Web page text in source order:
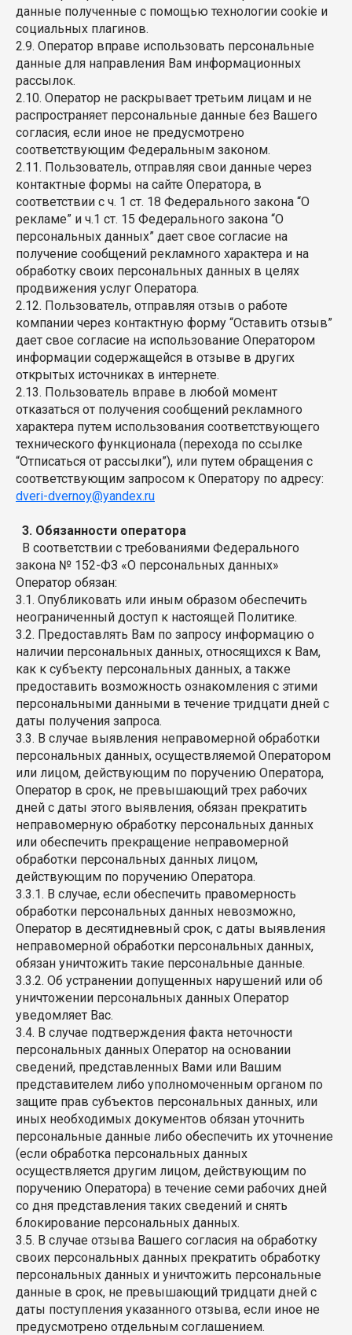
данные полученные с помощью технологии cookie и
социальных плагинов.
2.9. Оператор вправе использовать персональные
данные для направления Вам информационных
рассылок.
2.10. Оператор не раскрывает третьим лицам и не
распространяет персональные данные без Вашего
согласия, если иное не предусмотрено
соответствующим Федеральным законом.
2.11. Пользователь, отправляя свои данные через
контактные формы на сайте Оператора, в
соответствии с ч. 1 ст. 18 Федерального закона “О
рекламе” и ч.1 ст. 15 Федерального закона “О
персональных данных” дает свое согласие на
получение сообщений рекламного характера и на
обработку своих персональных данных в целях
продвижения услуг Оператора.
2.12. Пользователь, отправляя отзыв о работе
компании через контактную форму “Оставить отзыв”
дает свое согласие на использование Оператором
информации содержащейся в отзыве в других
открытых источниках в интернете.
2.13. Пользователь вправе в любой момент
отказаться от получения сообщений рекламного
характера путем использования соответствующего
технического функционала (перехода по ссылке
“Отписаться от рассылки”), или путем обращения с
соответствующим запросом к Оператору по адресу:
dveri-dvernoy@yandex.ru
3. Обязанности оператора
В соответствии с требованиями Федерального
закона № 152-ФЗ «О персональных данных»
Оператор обязан:
3.1. Опубликовать или иным образом обеспечить
неограниченный доступ к настоящей Политике.
3.2. Предоставлять Вам по запросу информацию о
наличии персональных данных, относящихся к Вам,
как к субъекту персональных данных, а также
предоставить возможность ознакомления с этими
персональными данными в течение тридцати дней с
даты получения запроса.
3.3. В случае выявления неправомерной обработки
персональных данных, осуществляемой Оператором
или лицом, действующим по поручению Оператора,
Оператор в срок, не превышающий трех рабочих
дней с даты этого выявления, обязан прекратить
неправомерную обработку персональных данных
или обеспечить прекращение неправомерной
обработки персональных данных лицом,
действующим по поручению Оператора.
3.3.1. В случае, если обеспечить правомерность
обработки персональных данных невозможно,
Оператор в десятидневный срок, с даты выявления
неправомерной обработки персональных данных,
обязан уничтожить такие персональные данные.
3.3.2. Об устранении допущенных нарушений или об
уничтожении персональных данных Оператор
уведомляет Вас.
3.4. В случае подтверждения факта неточности
персональных данных Оператор на основании
сведений, представленных Вами или Вашим
представителем либо уполномоченным органом по
защите прав субъектов персональных данных, или
иных необходимых документов обязан уточнить
персональные данные либо обеспечить их уточнение
(если обработка персональных данных
осуществляется другим лицом, действующим по
поручению Оператора) в течение семи рабочих дней
со дня представления таких сведений и снять
блокирование персональных данных.
3.5. В случае отзыва Вашего согласия на обработку
своих персональных данных прекратить обработку
персональных данных и уничтожить персональные
данные в срок, не превышающий тридцати дней с
даты поступления указанного отзыва, если иное не
предусмотрено отдельным соглашением.